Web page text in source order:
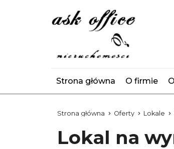
Strona główna O firmie
Strona główna Oferty Lokale
Lokal na